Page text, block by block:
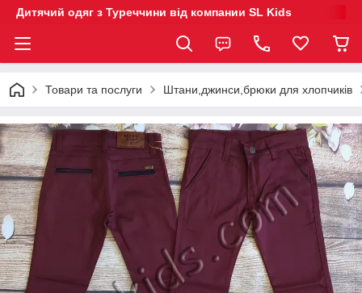
Дитячий одяг з Туреччини від компании SL Kids
Товари та послуги Штани,джинси,брюки для хлопчиків